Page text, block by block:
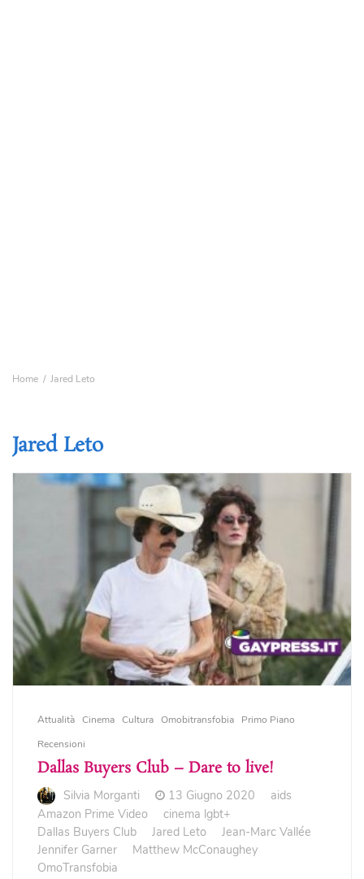
Home Jared Leto
Jared Leto
Attualità Cinema Cultura Omobitransfobia
Primo Piano
Recensioni
Dallas Buyers Club – Dare to live!
Silvia Morganti 13 Giugno 2020
aids
Amazon Prime Video
cinema lgbt+
Dallas Buyers Club
Jared Leto
Jean-Marc Vallée
Jennifer Garner
Matthew McConaughey
OmoTransfobia